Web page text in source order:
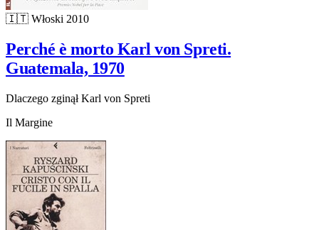
🇮🇹 Włoski 2010
Perché è morto Karl von Spreti.
Guatemala, 1970
Dlaczego zginął Karl von Spreti
Il Margine